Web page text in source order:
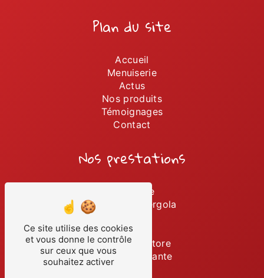
Plan du site
Accueil
Menuiserie
Actus
Nos produits
Témoignages
Contact
Nos prestations
Persienne
Installation pergola
Volets
Installation store
Porte coulissante
Ce site utilise des cookies
et vous donne le contrôle
sur ceux que vous
souhaitez activer